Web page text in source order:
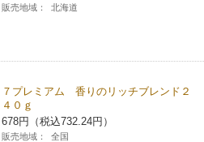
エクボクローク」（店舗限定）
舗限定）
販売地域： 北海道
７プレミアム 香りのリッチブレンド２
４０ｇ
678円（税込732.24円）
販売地域： 全国